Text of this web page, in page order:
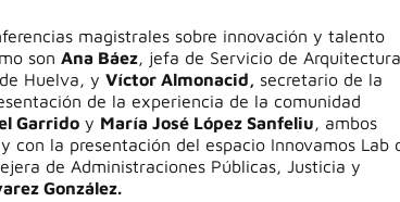
magistrales sobre innovación y talento
sonAna Báez, jefa de Servicio de
Huelva, yVíctor Almonacid, secretario de la
de la experiencia de la comunidad
Garrido y María José López Sanfeliu, ambos
la presentación del espacio Innovamos Lab
de Administraciones Públicas, Justicia y
González.